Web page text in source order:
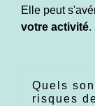
Elle peut
votre activité.
Quels
risques